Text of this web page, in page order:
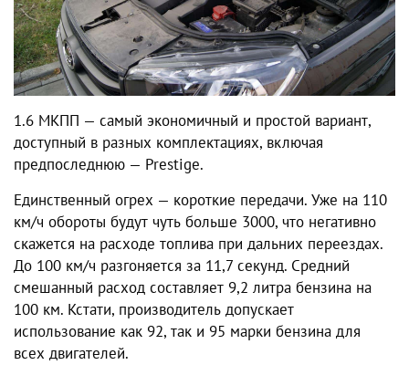
1.6 МКПП — самый экономичный и простой вариант,
доступный в разных комплектациях, включая
предпоследнюю — Prestige.
Единственный огрех — короткие передачи. Уже на 110
км/ч обороты будут чуть больше 3000, что негативно
скажется на расходе топлива при дальних переездах.
До 100 км/ч разгоняется за 11,7 секунд. Средний
смешанный расход составляет 9,2 литра бензина на
100 км. Кстати, производитель допускает
использование как 92, так и 95 марки бензина для
всех двигателей.